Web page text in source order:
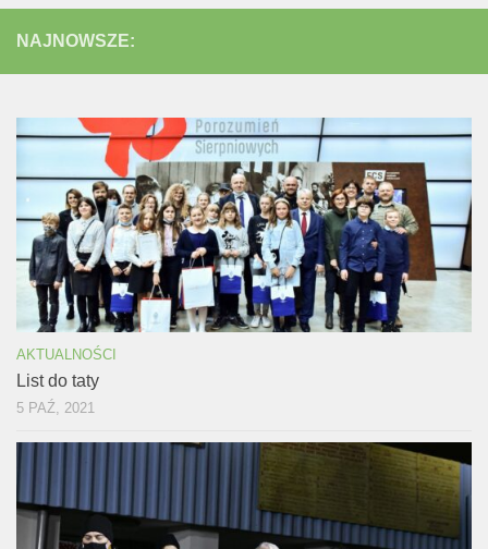
NAJNOWSZE:
AKTUALNOŚCI
List do taty
5 PAŹ, 2021